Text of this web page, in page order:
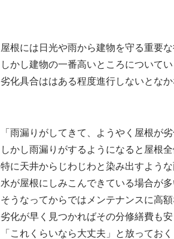
屋根には日光や雨から建物を守る重要な
しかし建物の一番高いところについて
劣化具合ははある程度進行しないとなか
「雨漏りがしてきて、ようやく屋根が
しかし雨漏りがするようになると屋根
特に天井からじわじわと染み出すよう
水が屋根にしみこんできている場合が多
そうなってからではメンテナンスに高
劣化が早く見つかればその分修繕費も安
「これくらいなら大丈夫」と放っておく